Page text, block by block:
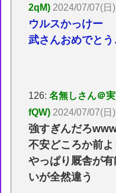
2qM) 2024/07/07(日
ウルスかっけー
武さんおめでと
126:名無しさん＠
fQW) 2024/07/07(日
強すぎんだろ
不安どころか前
やっぱり厩舎が
いが全然違う